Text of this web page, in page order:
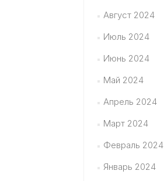
Август 2024
Июль 2024
Июнь 2024
Май 2024
Апрель 2024
Март 2024
Февраль 2024
Январь 2024